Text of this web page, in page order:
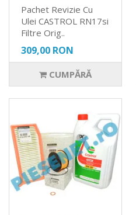
Pachet Revizie Cu
Ulei CASTROL RN17si
Filtre Orig..
309,00 RON
CUMPĂRĂ